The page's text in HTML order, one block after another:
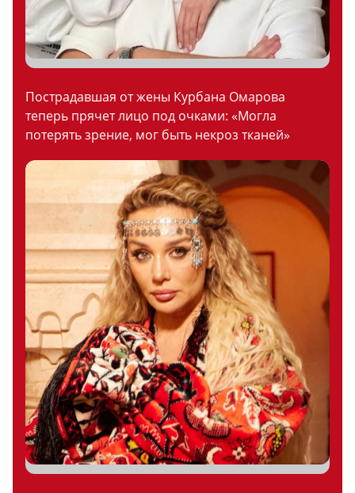
Пострадавшая от жены Курбана Омарова
теперь прячет лицо под очками: «Могла
потерять зрение, мог быть некроз тканей»